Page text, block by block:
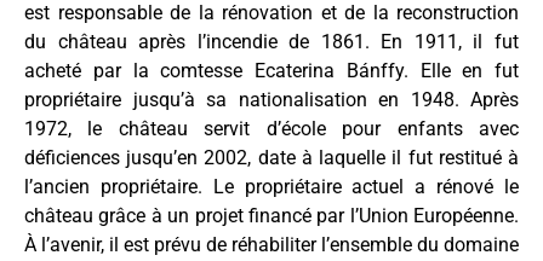
est responsable de la rénovation et de la reconstruction
du château après l’incendie de 1861. En 1911, il fut
acheté par la comtesse Ecaterina Bánffy. Elle en fut
propriétaire jusqu’à sa nationalisation en 1948. Après
1972, le château servit d’école pour enfants avec
déficiences jusqu’en 2002, date à laquelle il fut restitué à
l’ancien propriétaire. Le propriétaire actuel a rénové le
château grâce à un projet financé par l’Union Européenne.
À l’avenir, il est prévu de réhabiliter l’ensemble du domaine